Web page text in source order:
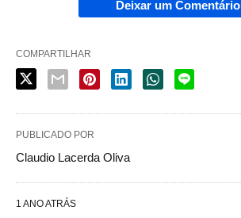
Deixar um Comentário
COMPARTILHAR
PUBLICADO POR
Claudio Lacerda Oliva
1 ANO ATRÁS